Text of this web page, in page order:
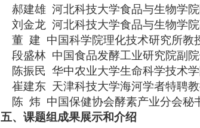
郝建雄 河北科技大学食品与生物学
刘金龙 河北科技大学食品与生物学
董 建 中国科学院理化技术研究所教
段盛林 中国食品发酵工业研究院副
陈振民 华中农业大学生命科学技术
崔建东 天津科技大学海河学者特聘
陈 炜 中国保健协会酵素产业分会秘
五、课题组成果展示和介绍